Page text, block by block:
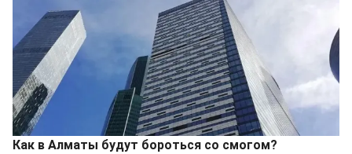
Как в Алматы будут бороться со смогом?